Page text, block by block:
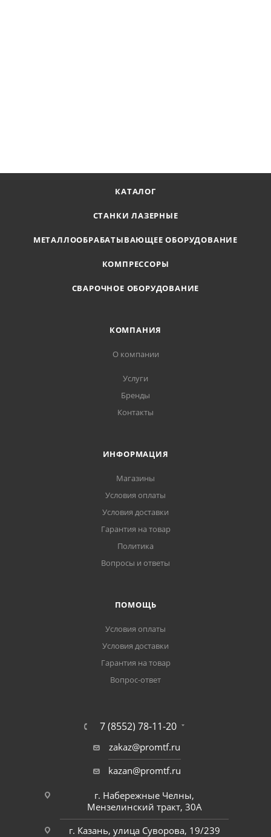
КАТАЛОГ
СТАНКИ ЛАЗЕРНЫЕ
МЕТАЛЛООБРАБАТЫВАЮЩЕЕ ОБОРУДОВАНИЕ
КОМПРЕССОРЫ
СВАРОЧНОЕ ОБОРУДОВАНИЕ
КОМПАНИЯ
О компании
Услуги
Бренды
Контакты
ИНФОРМАЦИЯ
Магазины
Условия оплаты
Условия доставки
Гарантия на товар
Политика
Вопросы и ответы
ПОМОЩЬ
Условия оплаты
Условия доставки
Гарантия на товар
Вопрос-ответ
7 (8552) 78-11-20
zakaz@promtf.ru
kazan@promtf.ru
г. Набережные Челны,
Мензелинский тракт, 30А
г. Казань, улица Суворова, 19/239